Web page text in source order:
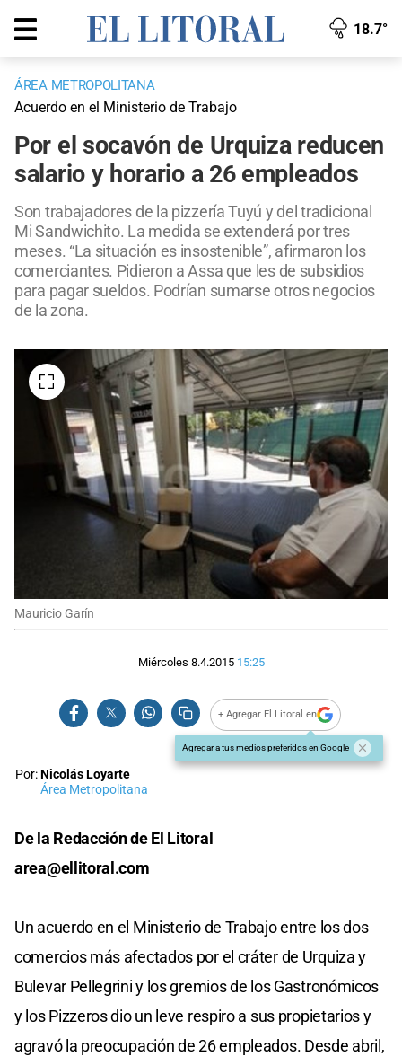
18.7°
ÁREA METROPOLITANA
Acuerdo en el Ministerio de Trabajo
Por el socavón de Urquiza reducen
salario y horario a 26 empleados
Son trabajadores de la pizzería Tuyú y del tradicional
Mi Sandwichito. La medida se extenderá por tres
meses. “La situación es insostenible”, afirmaron los
comerciantes. Pidieron a Assa que les de subsidios
para pagar sueldos. Podrían sumarse otros negocios
de la zona.
Mauricio Garín
Miércoles 8.4.2015 15:25
+ Agregar El Litoral en
Agregar a tus medios preferidos en Google
Por:Nicolás Loyarte
Área Metropolitana
De la Redacción de El Litoral
area@ellitoral.com
Un acuerdo en el Ministerio de Trabajo entre los dos
comercios más afectados por el cráter de Urquiza y
Bulevar Pellegrini y los gremios de los Gastronómicos
y los Pizzeros dio un leve respiro a sus propietarios y
agravó la preocupación de 26 empleados. Desde abril,